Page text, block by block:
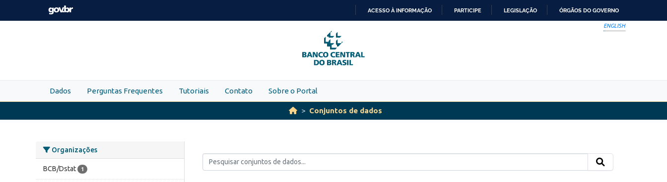
Skip to main content
PARA
O
CONTEÚDO
ACESSO À INFORMAÇÃO PARTICIPE LEGISLAÇÃO ÓRGÃOS DO GOVERNO
ENGLISH
Dados Perguntas Frequentes Tutoriais Contato Sobre o Portal
Conjuntos de dados
Organizações
BCB/Dstat 1